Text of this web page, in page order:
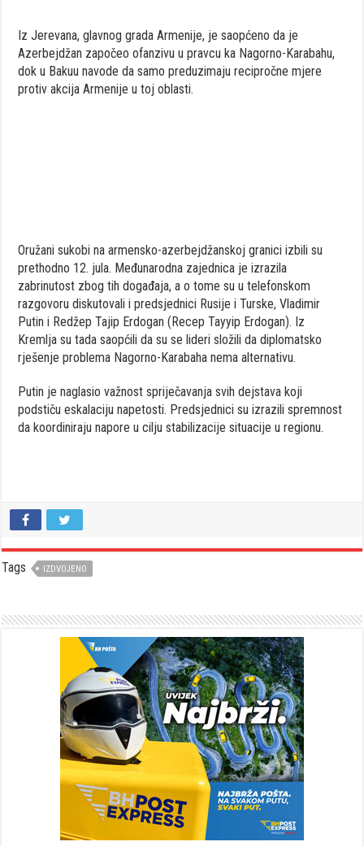
Iz Jerevana, glavnog grada Armenije, je saopćeno da je
Azerbejdžan započeo ofanzivu u pravcu ka Nagorno-Karabahu,
dok u Bakuu navode da samo preduzimaju recipročne mjere
protiv akcija Armenije u toj oblasti.
Oružani sukobi na armensko-azerbejdžanskoj granici izbili su
prethodno 12. jula. Međunarodna zajednica je izrazila
zabrinutost zbog tih događaja, a o tome su u telefonskom
razgovoru diskutovali i predsjednici Rusije i Turske, Vladimir
Putin i Redžep Tajip Erdogan (Recep Tayyip Erdogan). Iz
Kremlja su tada saopćili da su se lideri složili da diplomatsko
rješenje problema Nagorno-Karabaha nema alternativu.
Putin je naglasio važnost spriječavanja svih dejstava koji
podstiču eskalaciju napetosti. Predsjednici su izrazili spremnost
da koordiniraju napore u cilju stabilizacije situacije u regionu.
Tags IZDVOJENO